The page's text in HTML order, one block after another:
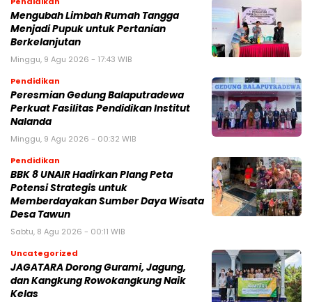
Mengubah Limbah Rumah Tangga
Menjadi Pupuk untuk Pertanian
Berkelanjutan
Minggu, 9 Agu 2026 - 17:43 WIB
Pendidikan
Peresmian Gedung Balaputradewa
Perkuat Fasilitas Pendidikan Institut
Nalanda
Minggu, 9 Agu 2026 - 00:32 WIB
Pendidikan
BBK 8 UNAIR Hadirkan Plang Peta
Potensi Strategis untuk
Memberdayakan Sumber Daya Wisata
Desa Tawun
Sabtu, 8 Agu 2026 - 00:11 WIB
Uncategorized
JAGATARA Dorong Gurami, Jagung,
dan Kangkung Rowokangkung Naik
Kelas